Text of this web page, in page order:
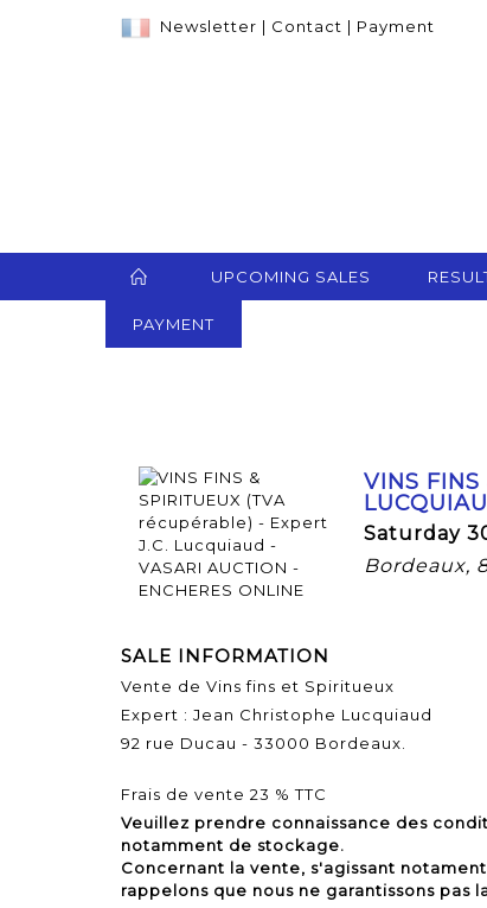
Newsletter | Contact | Payment
UPCOMING SALES
PAYMENT
VINS
Saturday
Bordeaux,
SALE INFORMATION
Vente de Vins fins et Spiritueux
Expert : Jean Christophe Lucquiaud
92 rue Ducau - 33000 Bordeaux.
Frais de vente 23 % TTC
Veuillez prendre connaissance des
notamment de stockage.
Concernant la vente, s'agissant
rappelons que nous ne garantissons pas